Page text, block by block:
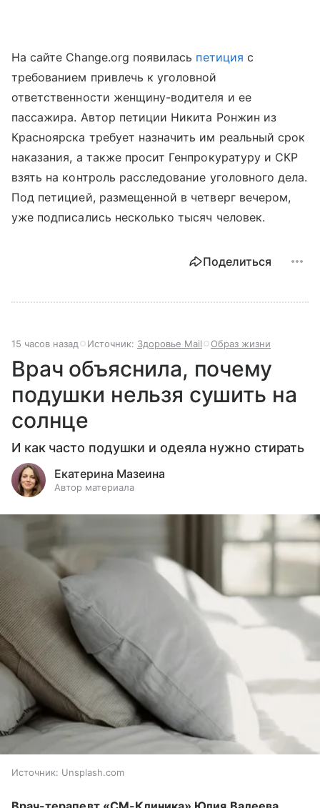
На сайте Change.org появилась петиция с
требованием привлечь к уголовной
ответственности женщину-водителя и ее
пассажира. Автор петиции Никита Ронжин из
Красноярска требует назначить им реальный срок
наказания, а также просит Генпрокуратуру и СКР
взять на контроль расследование уголовного дела.
Под петицией, размещенной в четверг вечером,
уже подписались несколько тысяч человек.
Поделиться
15 часов назад Источник: Здоровье Mail Образ жизни
Врач объяснила, почему
подушки нельзя сушить на
солнце
И как часто подушки и одеяла нужно стирать
Екатерина Мазеина
Автор материала
Источник: Unsplash.com